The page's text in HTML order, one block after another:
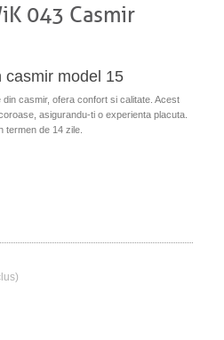
043 Casmir
casmir model 15
casmir, ofera confort si calitate. Acest
asigurandu-ti o experienta placuta.
termen de 14 zile.